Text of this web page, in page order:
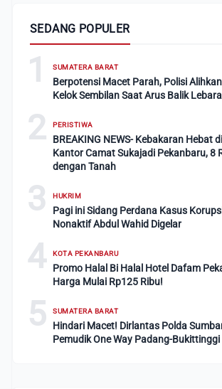
SEDANG POPULER
1 SUMATERA BARAT
Berpotensi Macet Parah, Polisi
Kelok Sembilan Saat Arus Balik
2 PERISTIWA
BREAKING NEWS- Kebakaran Hebat
Kantor Camat Sukajadi Pekanbaru, 8
dengan Tanah
3 HUKRIM
Pagi ini Sidang Perdana Kasus
Nonaktif Abdul Wahid Digelar
4 KOTA PEKANBARU
Promo Halal Bi Halal Hotel Dafam
Harga Mulai Rp125 Ribu!
5 SUMATERA BARAT
Hindari Macet! Dirlantas Polda
Pemudik One Way Padang-Bukittinggi